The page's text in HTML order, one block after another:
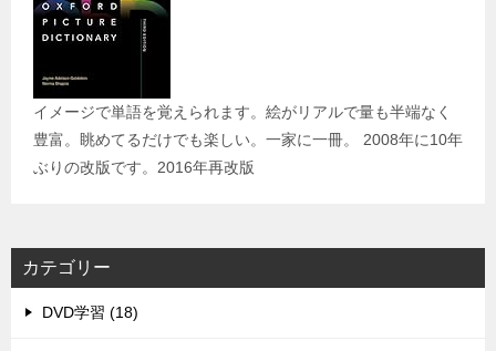
イメージで単語を覚えられます。絵がリアルで量も半端なく
豊富。眺めてるだけでも楽しい。一家に一冊。 2008年に10年
ぶりの改版です。2016年再改版
カテゴリー
DVD学習 (18)